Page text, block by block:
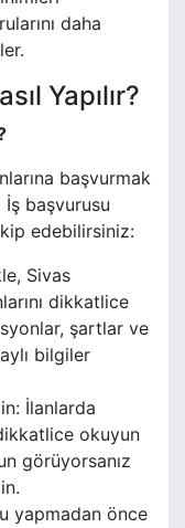
daha
Yapılır?
başvurmak
başvurusu
edebilirsiniz:
Sivas
dikkatlice
şartlar ve
bilgiler
İlanlarda
okuyun
görüyorsanız
yapmadan önce